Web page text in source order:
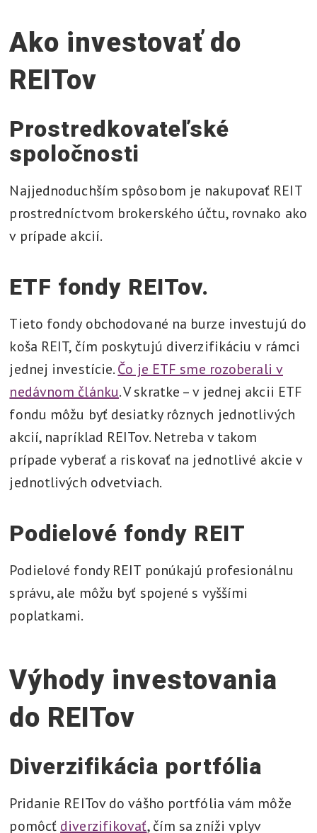
Ako investovať do
REITov
Prostredkovateľské
spoločnosti
Najjednoduchším spôsobom je nakupovať REIT
prostredníctvom brokerského účtu, rovnako ako
v prípade akcií.
ETF fondy REITov.
Tieto fondy obchodované na burze investujú do
koša REIT, čím poskytujú diverzifikáciu v rámci
jednej investície.Čo je ETF sme rozoberali v
nedávnom článku. V skratke – v jednej akcii ETF
fondu môžu byť desiatky rôznych jednotlivých
akcií, napríklad REITov. Netreba v takom
prípade vyberať a riskovať na jednotlivé akcie v
jednotlivých odvetviach.
Podielové fondy REIT
Podielové fondy REIT ponúkajú profesionálnu
správu, ale môžu byť spojené s vyššími
poplatkami.
Výhody investovania
do REITov
Diverzifikácia portfólia
Pridanie REITov do vášho portfólia vám môže
pomôcť diverzifikovať, čím sa zníži vplyv